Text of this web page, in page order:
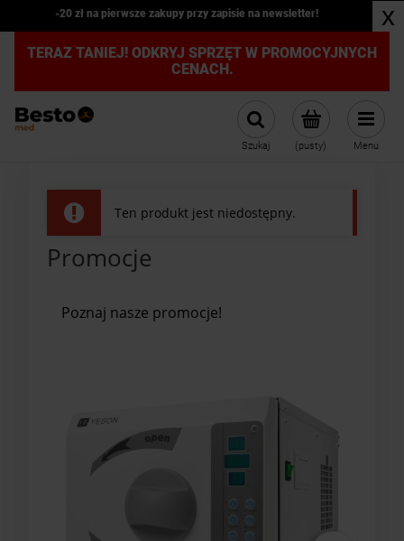
-20 zł na pierwsze zakupy przy zapisie na newsletter! x
TERAZ TANIEJ! ODKRYJ SPRZĘT W PROMOCYJNYCH
CENACH.
(pusty)
Szukaj Menu
Ten produkt jest niedostępny.
Promocje
Poznaj nasze promocje!